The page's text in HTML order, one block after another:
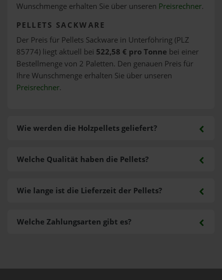
Wunschmenge erhalten Sie über unseren Preisrechner.
PELLETS SACKWARE
Der Preis für Pellets Sackware in Unterföhring (PLZ
85774) liegt aktuell bei 522,58 € pro Tonne bei einer
Bestellmenge von 2 Paletten. Den genauen Preis für
Ihre Wunschmenge erhalten Sie über unseren
Preisrechner.
Wie werden die Holzpellets geliefert?
Welche Zahlungsarten gibt es?
Welche Qualität haben die Pellets?
Wie lange ist die Lieferzeit der Pellets?